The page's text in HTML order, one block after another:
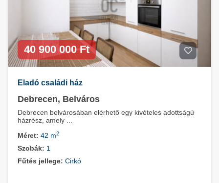
40 900 000 Ft
Eladó családi ház
Debrecen, Belváros
Debrecen belvárosában elérhető egy kivételes adottságú
házrész, amely ...
Méret: 42 m2
Szobák: 1
Fűtés jellege: Cirkó